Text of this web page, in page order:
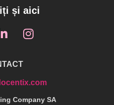
și aici
Company SA